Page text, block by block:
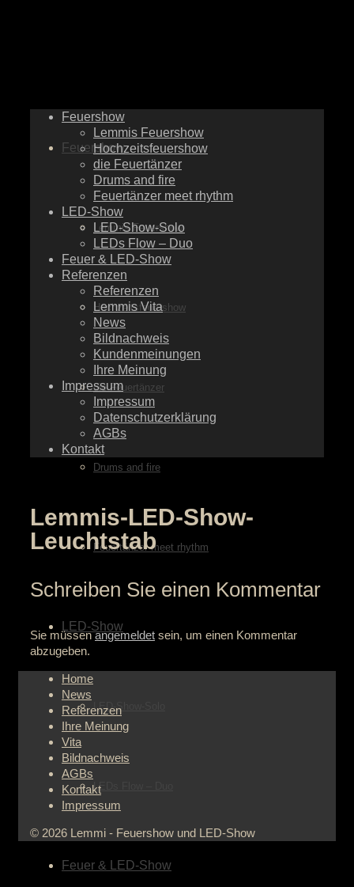
Feuershow
Lemmis Feuershow
Hochzeitsfeuershow
die Feuertänzer
Drums and fire
Feuertänzer meet rhythm
LED-Show
LED-Show-Solo
LEDs Flow – Duo
Feuer & LED-Show
Feuershow
Lemmis Feuershow
Hochzeitsfeuershow
die Feuertänzer
Drums and fire
Feuertänzer meet rhythm
LED-Show
LED-Show-Solo
LEDs Flow – Duo
Feuer & LED-Show
Referenzen
Referenzen
Lemmis Vita
News
Bildnachweis
Kundenmeinungen
Ihre Meinung
Impressum
Impressum
Datenschutzerklärung
AGBs
Kontakt
Lemmis-LED-Show-
Leuchtstab
Schreiben Sie einen Kommentar
Sie müssenangemeldet sein, um einen Kommentar
abzugeben.
Home
News
Referenzen
Ihre Meinung
Vita
Bildnachweis
AGBs
Kontakt
Impressum
© 2026 Lemmi - Feuershow und LED-Show